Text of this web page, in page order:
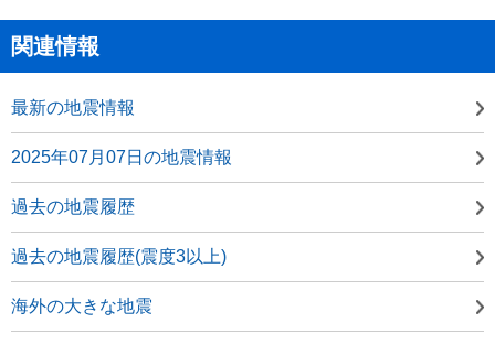
関連情報
最新の地震情報
2025年07月07日の地震情報
過去の地震履歴
過去の地震履歴(震度3以上)
海外の大きな地震